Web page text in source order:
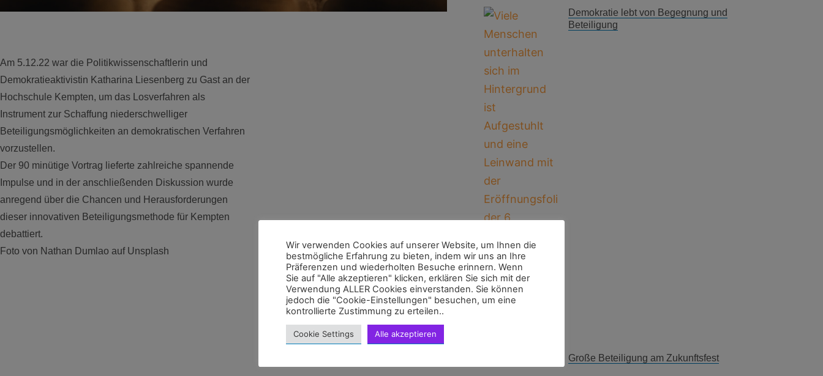
Am 5.12.22 war die Politikwissenschaftlerin und
Demokratieaktivistin Katharina Liesenberg zu Gast an der
Hochschule Kempten, um das Losverfahren als
Instrument zur Schaffung niederschwelliger
Beteiligungsmöglichkeiten an demokratischen Verfahren
vorzustellen.
Der 90 minütige Vortrag lieferte zahlreiche spannende
Impulse und in der anschließenden Diskussion wurde
anregend über die Chancen und Herausforderungen
dieser innovativen Beteiligungsmethode für Kempten
debattiert.
Foto von Nathan Dumlao auf Unsplash
Demokratie lebt von Begegnung und
Beteiligung
Große Beteiligung am Zukunftsfest
Wir verwenden Cookies auf unserer Website, um Ihnen die
bestmögliche Erfahrung zu bieten, indem wir uns an Ihre
Präferenzen und wiederholten Besuche erinnern. Wenn
Sie auf "Alle akzeptieren" klicken, erklären Sie sich mit der
Verwendung ALLER Cookies einverstanden. Sie können
jedoch die "Cookie-Einstellungen" besuchen, um eine
kontrollierte Zustimmung zu erteilen..
Cookie Settings Alle akzeptieren